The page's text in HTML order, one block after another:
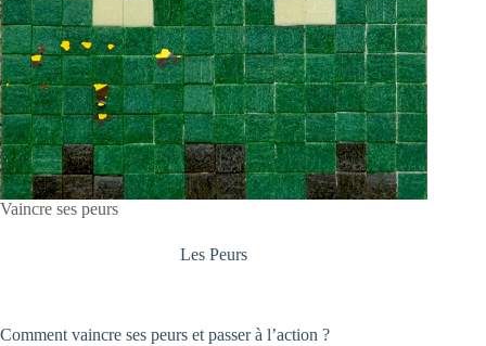
Vaincre ses peurs
Les Peurs
Comment vaincre ses peurs et passer à l’action ?